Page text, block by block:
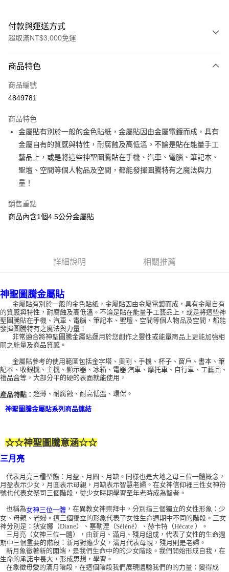
付款與運送方式
超取滿NT$3,000免運
信用卡一次付款
超商取貨付款
Apple Pay
街口支付
悠遊付
ATM付款
賣家宅配幫您送（台灣）
每筆NT$80，滿NT$3,000(含以上)免運費
郵局幫你送（離島）
每筆NT$80，滿NT$3,000(含以上)免運費
付款後門市自取
免運費
商品特色
商品編號
4849781
商品特色
金屬貼有別於一般的金色貼紙，金屬貼因由金屬電鍍而成，具有
金屬自有的質感與特性，耐腐蝕及高低溫。不論是貼在能量手工
藝品上，或是將這些神聖圖騰貼在手機、汽車、電腦、筆記本、
聖壇、空間等個人物品及空間，都能發揮圖騰特有之魔法與力
量！
銷售重點
商品內含1個4.5公分金屬貼
詳細說明 相關推薦
神聖圖騰金屬貼
金屬貼有別於一般的金色貼紙，金屬貼因由金屬電鍍而成，具有金屬自有
的質感與特性，耐腐蝕及高低溫。不論是貼在能量手工藝品上，或是將這些神
聖圖騰貼在手機、汽車、電腦、筆記本、聖壇、空間等個人物品及空間，都能
發揮圖騰特有之魔法與力量！
非常適合將神聖圖騰金屬貼運用於您創作之靈性或能量商品上更能加強相
關之能量及商品質感。
金屬貼參考的使用範圍包括金字塔、奧剛、手機、杯子、窗戶、書本、筆
記本、收銀機、主機、顯示器、冰箱、電器 汽車、摩托車、自行車、工藝品、
禮品盒等，大部分平的硬的表面就能使用，
產品特點： 超薄、耐腐蝕、耐高低溫、環保。
神聖圖騰金屬貼系列商品連結
☆☆神聖圖騰意涵☆☆
三月亮
代表月亮三種型態：月盈、月圓、月缺。同樣也是大地之母三位一體概念，
月盈表示少女，月圓表示母親，月缺表示智慧老婦。在女神信仰裡三性女神符
號也代表女祭司三個階段，從少女時期學習至年老時成為智者。
也稱為女神三位一體 ，在異教女神崇拜中，分別指三個獨立的女性形象：少
女、母親、老婦。這三個獨立的形象代表了女性生命週期中不同的階段。三女
神分別是：狄安娜（Diane）、塞勒涅（Séléné）、赫卡特（Hécate ）。
三月亮（女神三位一體），由新月、滿月、殘月組成，代表了女性的生命週
期中三個重要的階段：新月對應少女，滿月代表母親，殘月則是老婦。
新月象徵著新的開端，是我們生命中的的少女階段。我們開始形成自我，在
生命的承諾中長大，形成思想，學習。
在象徵母愛的滿月階段，在這個階段我們展現體驗我們的的力量：變得成